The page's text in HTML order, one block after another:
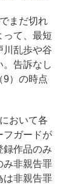
まだ切れ
って、最短
川乱歩や谷
。告訴なし
9）の時点
おいて各
フガードが
録作品のみ
み非親告罪
は非親告罪